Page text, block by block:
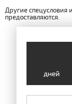
Другие спецусловия
предоставляются.